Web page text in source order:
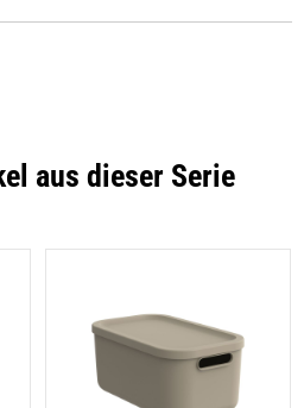
aus dieser Serie